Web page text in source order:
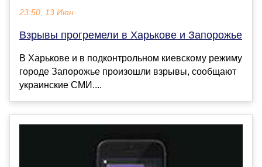
23:50, 13 Июн
Взрывы прогремели в Харькове и Запорожье
В Харькове и в подконтрольном киевскому режиму
городе Запорожье произошли взрывы, сообщают
украинские СМИ....